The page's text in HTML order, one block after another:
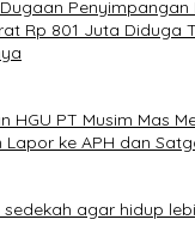
Penyimpangan
Rp 801 Juta Diduga
HGU PT Musim Mas
Lapor ke APH dan
agar hidup